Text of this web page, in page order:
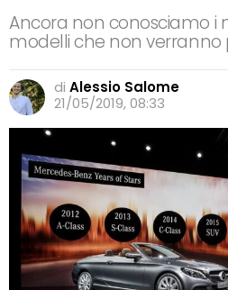
Ancora non conosciamo i
modelli che non verranno
di Alessio Salome
21/05/2019, 08:33